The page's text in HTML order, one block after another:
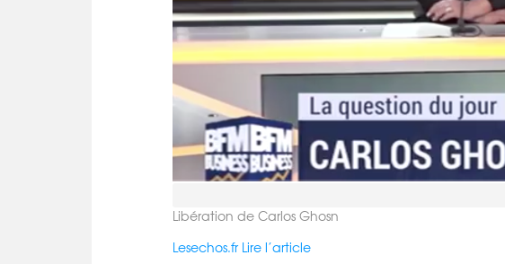
Libération de Carlos Ghosn
Lesechos.fr Lire l’article